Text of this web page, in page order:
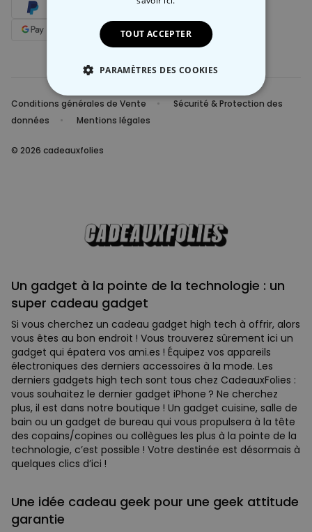
Conditions générales de Vente
Sécurité & Protection des
données
Mentions légales
© 2026 cadeauxfolies
Un gadget à la pointe de la technologie : un
super cadeau gadget
Si vous cherchez un cadeau gadget high tech à offrir, alors
vous êtes au bon endroit ! Vous trouverez sûrement ici un
gadget qui épatera vos ami.es ! Équipez vos appareils
électroniques des derniers accessoires à la mode. Les
derniers gadgets high tech sont tous chez CadeauxFolies :
vous souhaitez le dernier gadget iPhone ? Ne cherchez
plus, il est dans notre boutique ! Un gadget cuisine, salle de
bain ou un gadget de bureau qui vous propulsera à la tête
des copains/copines ou collègues les plus à la pointe de la
technologie, c’est possible ! Votre destinée est désormais à
quelques clics d’ici !
Une idée cadeau geek pour une geek attitude
garantie
TOUT ACCEPTER
PARAMÈTRES DES COOKIES
STRICTEMENT NÉCESSAIRE